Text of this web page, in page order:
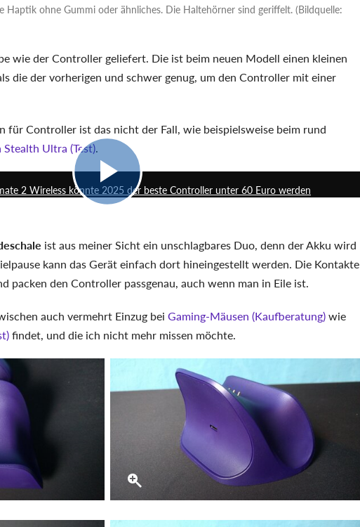
Haptik ohne Gummi oder ähnliches. Die Haltehörner sind geriffelt. (Bildquelle:
wie der Controller geliefert. Die ist beim neuen Modell einen kleinen
die der vorherigen und schwer genug, um den Controller mit einer
für Controller ist das nicht der Fall, wie beispielsweise beim rund
Stealth Ultra (Test).
2 Wireless könnte 2025 der beste Controller unter 60 Euro werden
ist aus meiner Sicht ein unschlagbares Duo, denn der Akku wird
kann das Gerät einfach dort hineingestellt werden. Die Kontakte
packen den Controller passgenau, auch wenn man in Eile ist.
auch vermehrt Einzug bei Gaming-Mäusen (Kaufberatung)wie
findet, und die ich nicht mehr missen möchte.